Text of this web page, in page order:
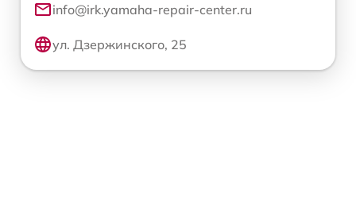
info@irk.yamaha-repair-center.ru
ул. Дзержинского, 25